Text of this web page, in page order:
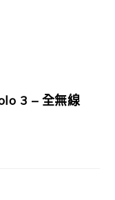
3 – 全無線